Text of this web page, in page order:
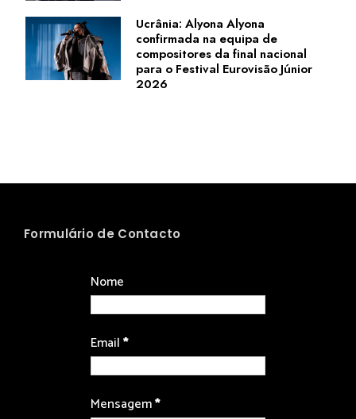
Ucrânia: Alyona Alyona
confirmada na equipa de
compositores da final nacional
para o Festival Eurovisão Júnior
2026
Formulário de Contacto
Nome
Email*
Mensagem*